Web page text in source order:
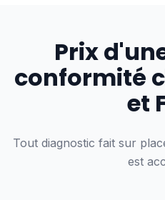
Prix
conformité
et
Tout diagnostic fait sur
est